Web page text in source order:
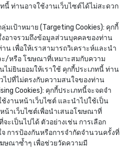
นี้ ท่านอาจใช้งานเว็บไซต์ได้ไม่สะดวก
มเป้าหมาย (Targeting Cookies): คุกกี้
งอาจรวมถึงข้อมูลส่วนบุคคลของท่าน
น เพื่อให้เราสามารถวิเคราะห์และนำ
/หรือ โฆษณาที่เหมาะสมกับความ
ม่ยินยอมให้เราใช้ คุกกี้ประเภทนี้ ท่าน
ปที่ไม่ตรงกับความสนใจของท่าน
Cookies): คุกกี้ประเภทนี้จะจดจำ
งานหน้าเว็บไซต์ และนำไปใช้เป็น
น้าเว็บไซต์เพื่อนำเสนอโฆษณาที่
ะเป็นไปได้ ตัวอย่างเช่น การเลือก
การป้องกันหรือการจำกัดจำนวนครั้งที่
ษณาซ้ำๆ เพื่อช่วยวัดความมี